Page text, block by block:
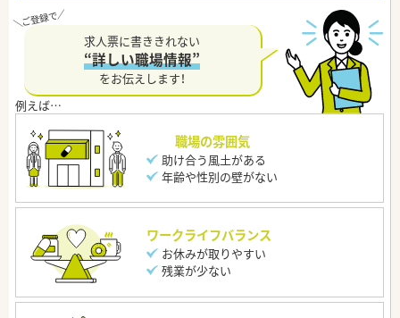
求人票に書ききれない
“詳しい職場情報”
をお伝えします！
職場の雰囲気
助け合う風土がある
年齢や性別の壁がない
ワークライフバランス
お休みが取りやすい
残業が少ない